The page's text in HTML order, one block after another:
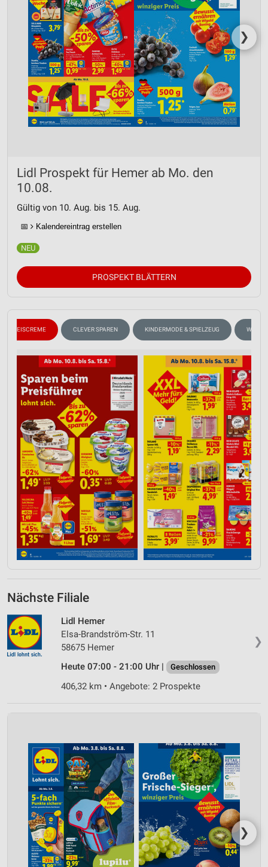
❯
Lidl Prospekt für Hemer ab Mo. den
10.08.
Gültig von 10. Aug. bis 15. Aug.
📅 Kalendereintrag erstellen
PROSPEKT BLÄTTERN
EISCREME CLEVER SPAREN KINDERMODE & SPIELZEUG
Nächste Filiale
❯
Lidl Hemer
Elsa-Brandström-Str. 11
58675 Hemer
Heute 07:00 - 21:00 Uhr |
Geschlossen
406,32 km • Angebote: 2 Prospekte
❯